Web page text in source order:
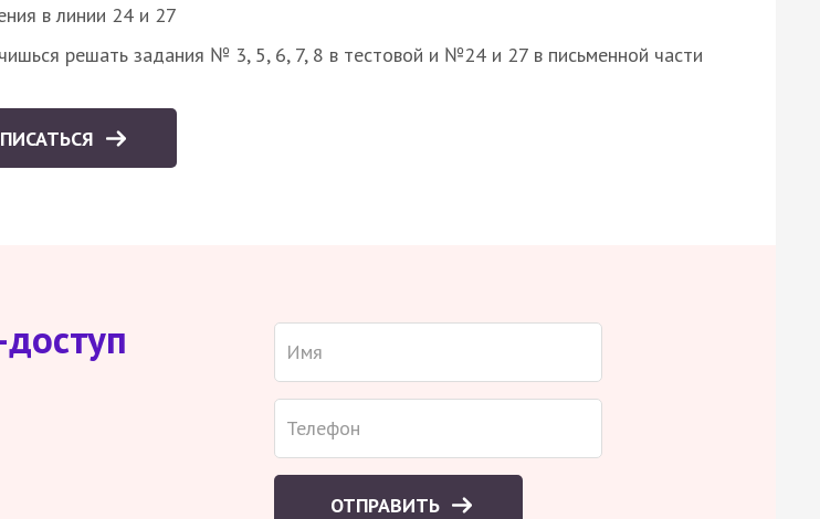
в линии 24 и 27
решать задания № 3, 5, 6, 7, 8 в тестовой и №24 и 27 в письменной части
ОТПРАВИТЬ